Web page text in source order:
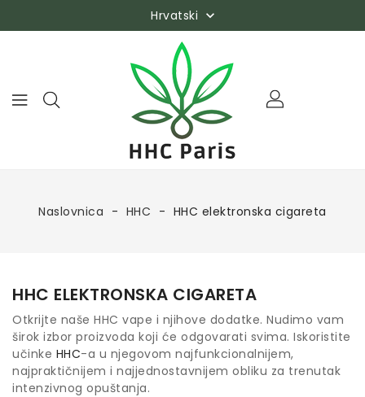
Hrvatski 
Naslovnica HHC HHC elektronska cigareta
HHC ELEKTRONSKA CIGARETA
Otkrijte naše HHC vape i njihove dodatke. Nudimo vam
širok izbor proizvoda koji će odgovarati svima. Iskoristite
učinke HHC-a u njegovom najfunkcionalnijem,
najpraktičnijem i najjednostavnijem obliku za trenutak
intenzivnog opuštanja.